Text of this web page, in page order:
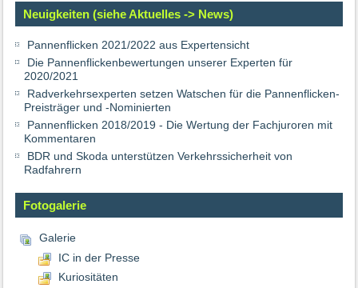
Neuigkeiten (siehe Aktuelles -> News)
Pannenflicken 2021/2022 aus Expertensicht
Die Pannenflickenbewertungen unserer Experten für
2020/2021
Radverkehrsexperten setzen Watschen für die Pannenflicken-
Preisträger und -Nominierten
Pannenflicken 2018/2019 - Die Wertung der Fachjuroren mit
Kommentaren
BDR und Skoda unterstützen Verkehrssicherheit von
Radfahrern
Fotogalerie
Galerie
IC in der Presse
Kuriositäten